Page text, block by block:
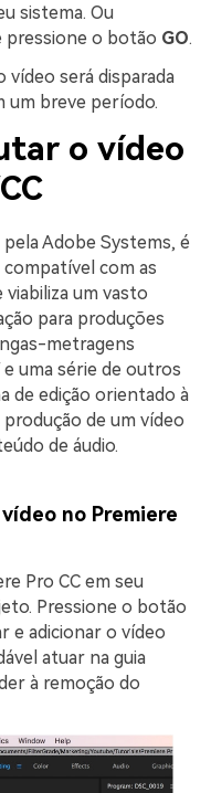
sistema. Ou
pressione o botão GO.
vídeo será disparada
um breve período.
o vídeo
Adobe Systems, é
com as
um vasto
para produções
metragens
uma série de outros
de edição orientado à
de um vídeo
de áudio.
no Premiere
Pro CC em seu
Pressione o botão
e adicionar o vídeo
atuar na guia
à remoção do